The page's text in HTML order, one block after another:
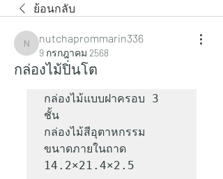
ย้อนกลับ
nutchaprommarin336
nutchaprommarin336
9 กรกฎาคม 2568
กล่องไม้ปิ่นโต
กล่องไม้แบบฝาครอบ 3
ชั้น
กล่องไม้สีอุตาหกรรม
ขนาดภายในถาด
14.2×21.4×2.5